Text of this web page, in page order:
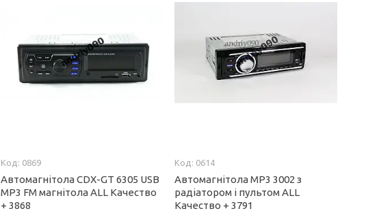
0869
Автомагнітола CDX-GT 6305 USB
MP3 FM магнітола ALL Качество
+ 3868
0614
Автомагнітола MP3 3002 з
радіатором і пультом ALL
Качество + 3791